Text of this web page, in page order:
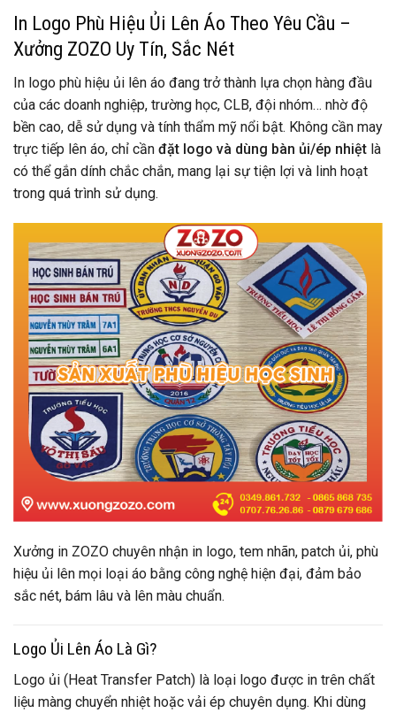
In Logo Phù Hiệu Ủi Lên Áo Theo Yêu Cầu –
Xưởng ZOZO Uy Tín, Sắc Nét
In logo phù hiệu ủi lên áo đang trở thành lựa chọn hàng đầu
của các doanh nghiệp, trường học, CLB, đội nhóm… nhờ độ
bền cao, dễ sử dụng và tính thẩm mỹ nổi bật. Không cần may
trực tiếp lên áo, chỉ cần đặt logo và dùng bàn ủi/ép nhiệt là
có thể gắn dính chắc chắn, mang lại sự tiện lợi và linh hoạt
trong quá trình sử dụng.
Xưởng in ZOZO chuyên nhận in logo, tem nhãn, patch ủi, phù
hiệu ủi lên mọi loại áo bằng công nghệ hiện đại, đảm bảo
sắc nét, bám lâu và lên màu chuẩn.
Logo Ủi Lên Áo Là Gì?
Logo ủi (Heat Transfer Patch) là loại logo được in trên chất
liệu màng chuyển nhiệt hoặc vải ép chuyên dụng. Khi dùng